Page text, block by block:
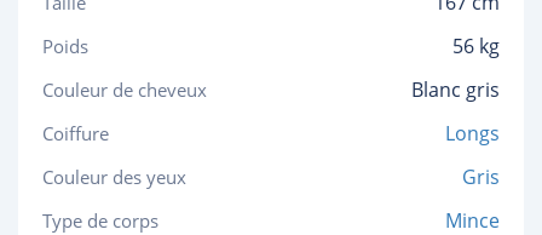
Poids 56 kg
Couleur de cheveux Blanc gris
Coiffure Longs
Couleur des yeux Gris
Type de corps Mince